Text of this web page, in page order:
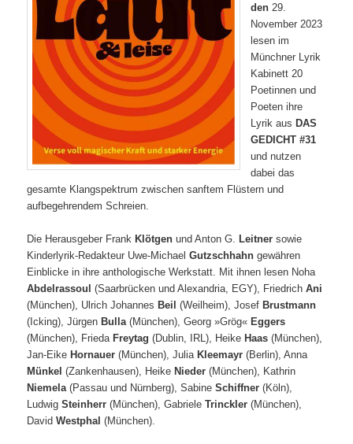
den 29.
November 2023
lesen im
Münchner Lyrik
Kabinett 20
Poetinnen und
Poeten ihre
Lyrik ausDAS
GEDICHT #31
und nutzen
dabei das
gesamte Klangspektrum zwischen sanftem Flüstern und
aufbegehrendem Schreien.
Die Herausgeber Frank Klötgenund Anton G. Leitner sowie
Kinderlyrik-Redakteur Uwe-MichaelGutzschhahn gewähren
Einblicke in ihre anthologische Werkstatt. Mit ihnen lesen Noha
Abdelrassoul (Saarbrücken und Alexandria, EGY), FriedrichAni
(München), Ulrich Johannes Beil (Weilheim), Josef Brustmann
(Icking), Jürgen Bulla (München), Georg »Grög« Eggers
(München), Frieda Freytag (Dublin, IRL), Heike Haas (München),
Jan-Eike Hornauer (München), Julia Kleemayr (Berlin), Anna
Münkel (Zankenhausen), Heike Nieder(München), Kathrin
Niemela (Passau und Nürnberg), SabineSchiffner (Köln),
LudwigSteinherr (München), GabrieleTrinckler(München),
DavidWestphal (München).